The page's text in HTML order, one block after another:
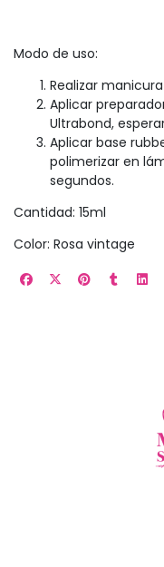
Modo de uso:
Realizar
Aplicar
Ultrabond,
Aplicar base
polimerizar en
segundos.
Cantidad: 15ml
Color: Rosa vintage